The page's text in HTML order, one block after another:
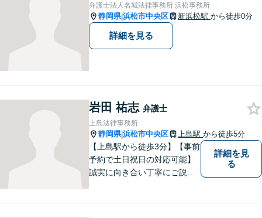
す。まずはお気軽にご相談く
ださい。
弁護士法人名城法律事務所 浜松事務所
静岡県|浜松市中央区 新浜松駅 から徒歩0分
詳細を見る
岩田 祐志 弁護士
上島法律事務所
静岡県|浜松市中央区 上島駅 から徒歩5分
【上島駅から徒歩3分】【事前
予約で土日祝日の対応可能】
誠実に向き合い丁寧にご説明
詳細を見
る